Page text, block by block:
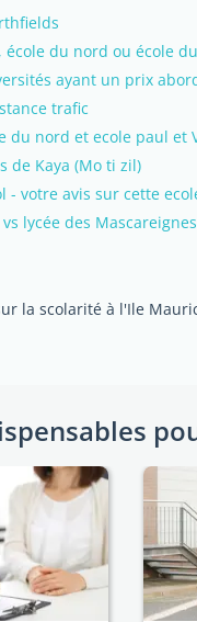
école du nord ou école
ayant un prix
trafic
du nord et ecole paul et
de Kaya (Mo ti zil)
- votre avis sur cette
lycée des Mascareignes
la scolarité à l'Ile